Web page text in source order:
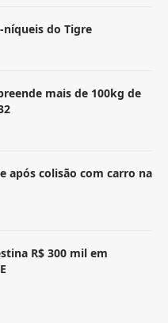
níqueis do Tigre
mais de 100kg de
após colisão com carro na
R$ 300 mil em